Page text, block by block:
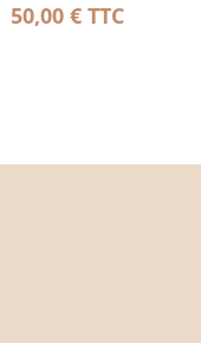
50,00€ TTC